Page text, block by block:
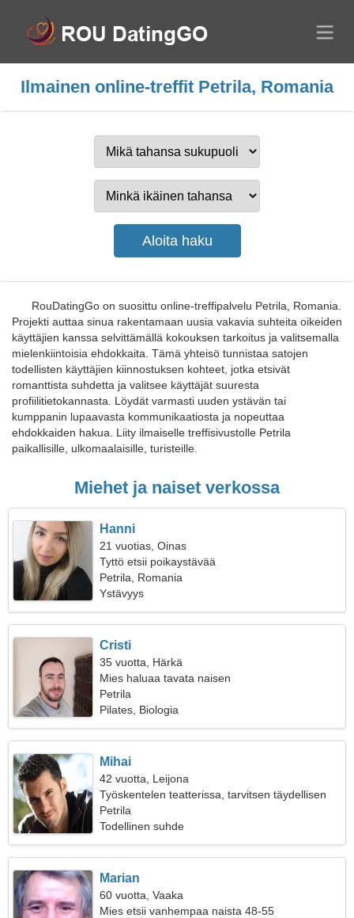
Ilmainen online-treffit Petrila, Romania
RouDatingGo on suosittu online-treffipalvelu Petrila, Romania.
Projekti auttaa sinua rakentamaan uusia vakavia suhteita oikeiden
käyttäjien kanssa selvittämällä kokouksen tarkoitus ja valitsemalla
mielenkiintoisia ehdokkaita. Tämä yhteisö tunnistaa satojen
todellisten käyttäjien kiinnostuksen kohteet, jotka etsivät
romanttista suhdetta ja valitsee käyttäjät suuresta
profiilitietokannasta. Löydät varmasti uuden ystävän tai
kumppanin lupaavasta kommunikaatiosta ja nopeuttaa
ehdokkaiden hakua. Liity ilmaiselle treffisivustolle Petrila
paikallisille, ulkomaalaisille, turisteille.
Miehet ja naiset verkossa
Hanni
21 vuotias, Oinas
Tyttö etsii poikaystävää
Petrila, Romania
Ystävyys
Cristi
35 vuotta, Härkä
Mies haluaa tavata naisen
Petrila
Pilates, Biologia
Mihai
42 vuotta, Leijona
Työskentelen teatterissa, tarvitsen täydellisen
naisen
Petrila
Todellinen suhde
Marian
60 vuotta, Vaaka
Mies etsii vanhempaa naista 48-55